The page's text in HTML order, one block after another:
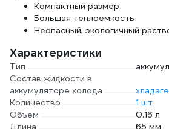
Компактный размер
Большая теплоемкость
Неопасный, экологичный
Характеристики
Тип
Состав жидкости в
аккумуляторе холода
Количество
1 шт
Объем
0.16 л
Длина
65 мм